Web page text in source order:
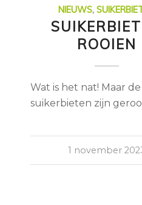
NIEUWS,
ROOIEN
Wat is het nat! Maar de
suikerbieten zijn
1 november